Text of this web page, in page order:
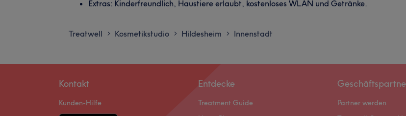
Extras: Kinderfreundlich, Haustiere erlaubt, kostenloses WLAN und Getränke.
Treatwell > Kosmetikstudio > Hildesheim > Innenstadt
Kontakt
Kunden-Hilfe
Entdecke
Treatment Guide
Partner werden